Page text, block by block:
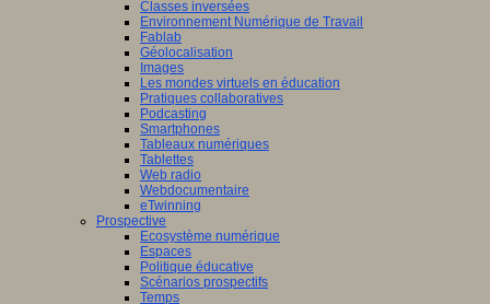
Classes inversées
Environnement Numérique de Travail
Fablab
Géolocalisation
Images
Les mondes virtuels en éducation
Pratiques collaboratives
Podcasting
Smartphones
Tableaux numériques
Tablettes
Web radio
Webdocumentaire
eTwinning
Prospective
Ecosystème numérique
Espaces
Politique éducative
Scénarios prospectifs
Temps